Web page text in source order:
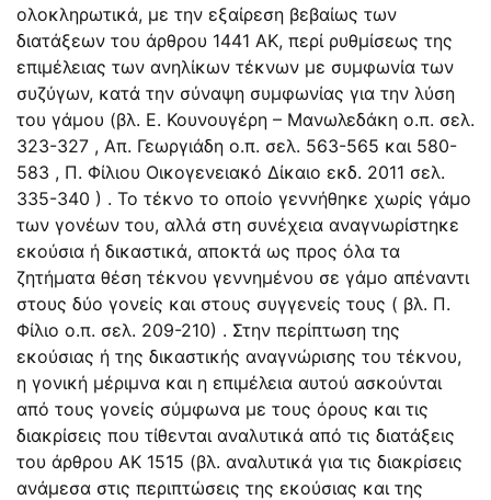
ολοκληρωτικά, με την εξαίρεση βεβαίως των
διατάξεων του άρθρου 1441 ΑΚ, περί ρυθμίσεως της
επιμέλειας των ανηλίκων τέκνων με συμφωνία των
συζύγων, κατά την σύναψη συμφωνίας για την λύση
του γάμου (βλ. Ε. Κουνουγέρη – Μανωλεδάκη ο.π. σελ.
323-327 , Απ. Γεωργιάδη ο.π. σελ. 563-565 και 580-
583 , Π. Φίλιου Οικογενειακό Δίκαιο εκδ. 2011 σελ.
335-340 ) . Το τέκνο το οποίο γεννήθηκε χωρίς γάμο
των γονέων του, αλλά στη συνέχεια αναγνωρίστηκε
εκούσια ή δικαστικά, αποκτά ως προς όλα τα
ζητήματα θέση τέκνου γεννημένου σε γάμο απέναντι
στους δύο γονείς και στους συγγενείς τους ( βλ. Π.
Φίλιο ο.π. σελ. 209-210) . Στην περίπτωση της
εκούσιας ή της δικαστικής αναγνώρισης του τέκνου,
η γονική μέριμνα και η επιμέλεια αυτού ασκούνται
από τους γονείς σύμφωνα με τους όρους και τις
διακρίσεις που τίθενται αναλυτικά από τις διατάξεις
του άρθρου ΑΚ 1515 (βλ. αναλυτικά για τις διακρίσεις
ανάμεσα στις περιπτώσεις της εκούσιας και της